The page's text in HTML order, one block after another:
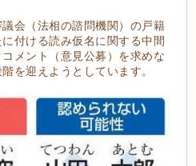
会（法相の諮問機関）の戸籍
付ける読み仮名に関する中間
メント（意見公募）を求めな
を迎えようとしています。